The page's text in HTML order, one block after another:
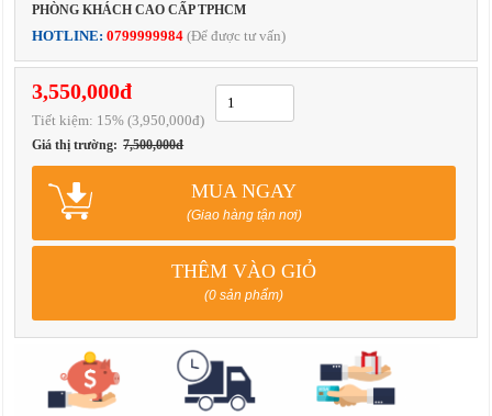
PHÒNG KHÁCH CAO CẤP TPHCM
HOTLINE:0799999984 (Để được tư vấn)
3,550,000đ
Tiết kiệm: 15% (3,950,000đ)
Giá thị trường: 7,500,000đ
MUA NGAY
(Giao hàng tận nơi)
THÊM VÀO GIỎ
(0 sản phẩm)